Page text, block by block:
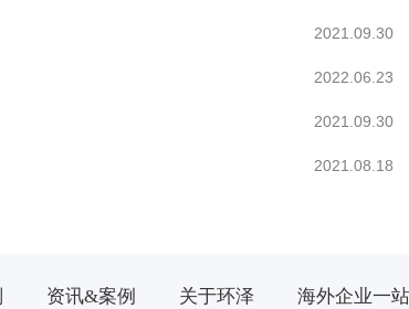
2021.09.30
2022.06.23
2021.09.30
2021.08.18
资讯&案例 关于环泽 海外企业一